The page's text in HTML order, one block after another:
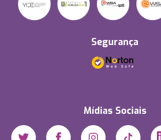
Segurança
Mídias Sociais